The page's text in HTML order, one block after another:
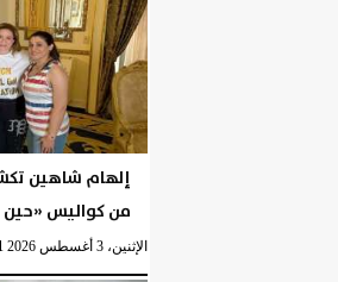
الإثنين، 3 أغسطس 2026
إلهام شاهين
من كواليس «حين
الإثنين، 3 أغسطس 2026